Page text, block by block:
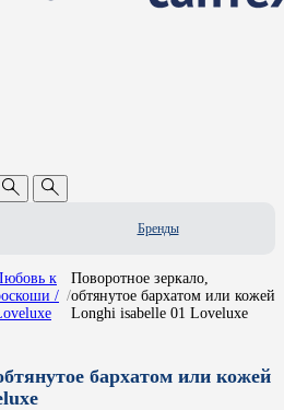
Бренды
к
/ /
Поворотное зеркало,
обтянутое бархатом или кожей
Longhi isabelle 01 Loveluxe
бархатом или кожей